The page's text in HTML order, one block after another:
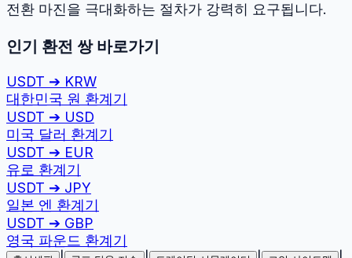
전환 마진을 극대화하는 절차가 강력히 요구됩니다.
인기 환전 쌍 바로가기
USDT ➔ KRW
대한민국 원 환계기
USDT ➔ USD
미국 달러 환계기
USDT ➔ EUR
유로 환계기
USDT ➔ JPY
일본 엔 환계기
USDT ➔ GBP
영국 파운드 환계기